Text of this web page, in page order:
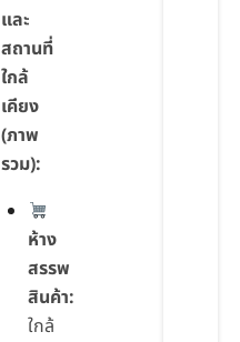
และ
สถานที่
ใกล้
เคียง
(ภาพ
รวม):
ห้าง
สรรพ
สินค้า:
ใกล้